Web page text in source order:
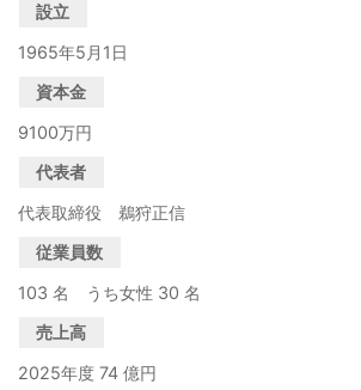
設立
1965年5月1日
資本金
9100万円
代表者
代表取締役 鵜狩正信
従業員数
103 名 うち女性 30 名
売上高
2025年度 74 億円